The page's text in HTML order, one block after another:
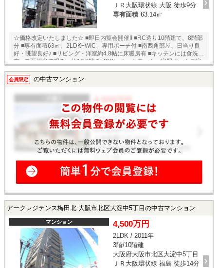
ＪＲ大阪環状線 大阪 徒歩9分
専有面積 63.14㎡
☆価格改定いたしました☆ ■即日内覧会開催!! ■RC造り10階建て、8階部
分 ■専有面積63㎡、2LDK+WIC、専用ポーチ付 ■南西角部屋、日当り良
好・眺望良好♪ ■リビング・洋室約4.8帖に床暖房有 ■キッチンには食洗機
有 ■二面採光で明るい約16.6帖のLDK!! ■オートロック・宅配ボックス完
話いただくか、もしくは24時間対応可能「内覧予約・お問い合わせ」フ
ォームよりお問い合わせ下さい！業務に精通したスタッフが丁寧に対応
致します。ご来店が困難な場合は、ご希望場所でのお待ち合わせも可能
会員限定 の中古マンション
アークレジデンス梅田北 大阪市北区大淀中5丁目の中古マンション
マンション 4,500万円
2LDK / 2011年
3階/10階建
大阪府大阪市北区大淀中5丁目
ＪＲ大阪環状線 福島 徒歩14分